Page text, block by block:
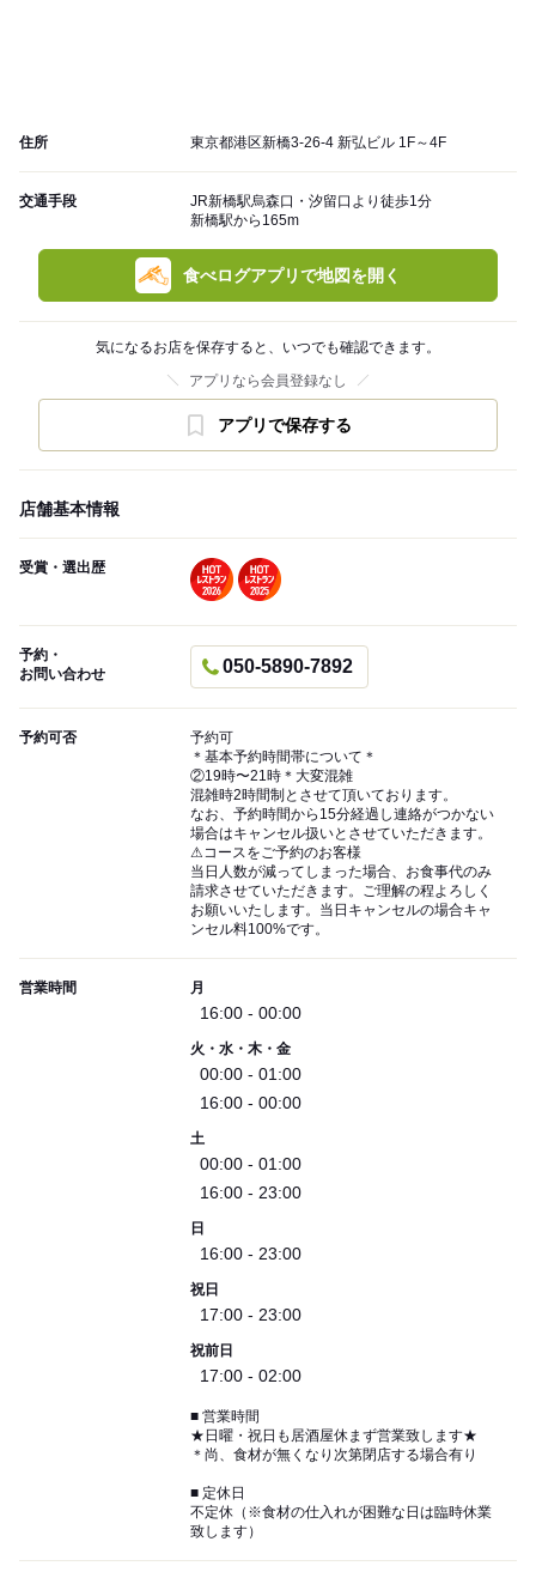
住所 東京都港区新橋3-26-4 新弘ビル 1F～4F
交通手段
JR新橋駅烏森口・汐留口より徒歩1分
新橋駅から165m
食べログアプリで地図を開く
気になるお店を保存すると、いつでも確認できます。
アプリなら会員登録なし
アプリで保存する
店舗基本情報
受賞・選出歴
予約・
お問い合わせ
050-5890-7892
予約可否
予約可
＊基本予約時間帯について＊
②19時〜21時＊大変混雑
混雑時2時間制とさせて頂いております。
なお、予約時間から15分経過し連絡がつかない
場合はキャンセル扱いとさせていただきます。
⚠︎コースをご予約のお客様
当日人数が減ってしまった場合、お食事代のみ
請求させていただきます。ご理解の程よろしく
お願いいたします。当日キャンセルの場合キャ
ンセル料100%です。
営業時間 月
16:00 - 00:00
火・水・木・金
00:00 - 01:00
16:00 - 00:00
土
00:00 - 01:00
16:00 - 23:00
日
16:00 - 23:00
祝日
17:00 - 23:00
祝前日
17:00 - 02:00
■ 営業時間
★日曜・祝日も居酒屋休まず営業致します★
＊尚、食材が無くなり次第閉店する場合有り
■ 定休日
不定休（※食材の仕入れが困難な日は臨時休業
致します）